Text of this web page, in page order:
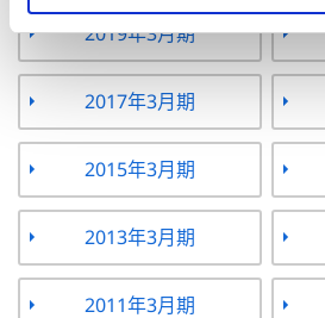
2019年3月期
2017年3月期
2015年3月期
2013年3月期
2011年3月期